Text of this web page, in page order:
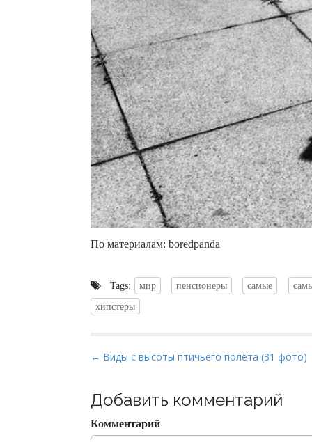
По материалам: boredpanda
Tags: мир пенсионеры самые
хипстеры
P
s
t
n
← Виды с высоты птичьего полёта (31 фото)
Добавить комментарий
Комментарий